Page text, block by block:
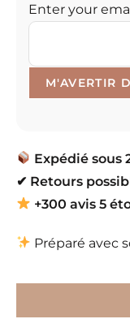
Enter your
Expédié sous
✔ Retours
+300 avis 5
Préparé avec